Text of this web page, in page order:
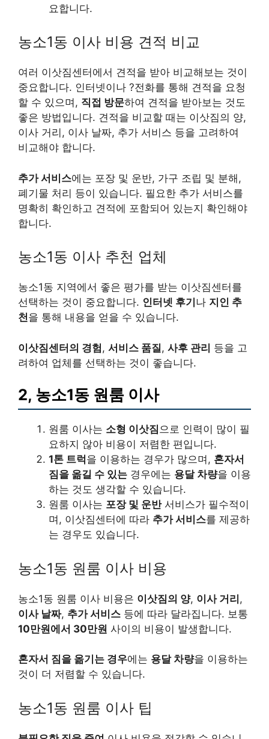
요합니다.
농소1동 이사 비용 견적 비교
여러 이삿짐센터에서 견적을 받아 비교해보는 것이
중요합니다. 인터넷이나 ?전화를 통해 견적을 요청
할 수 있으며, 직접 방문하여 견적을 받아보는 것도
좋은 방법입니다. 견적을 비교할 때는 이삿짐의 양,
이사 거리, 이사 날짜, 추가 서비스 등을 고려하여
비교해야 합니다.
추가 서비스에는 포장 및 운반, 가구 조립 및 분해,
폐기물 처리 등이 있습니다. 필요한 추가 서비스를
명확히 확인하고 견적에 포함되어 있는지 확인해야
합니다.
농소1동 이사 추천 업체
농소1동 지역에서 좋은 평가를 받는 이삿짐센터를
선택하는 것이 중요합니다. 인터넷 후기 나 지인 추
천을 통해 내용을 얻을 수 있습니다.
이삿짐센터의 경험, 서비스 품질, 사후 관리 등을 고
려하여 업체를 선택하는 것이 좋습니다.
2, 농소1동 원룸 이사
원룸 이사는 소형 이삿짐으로 인력이 많이 필
요하지 않아 비용이 저렴한 편입니다.
1톤 트럭 을 이용하는 경우가 많으며, 혼자서
짐을 옮길 수 있는 경우에는 용달 차량을 이용
하는 것도 생각할 수 있습니다.
원룸 이사는 포장 및 운반서비스가 필수적이
며, 이삿짐센터에 따라 추가 서비스를 제공하
는 경우도 있습니다.
농소1동 원룸 이사 비용
농소1동 원룸 이사 비용은 이삿짐의 양, 이사 거리,
이사 날짜, 추가 서비스 등에 따라 달라집니다. 보통
10만원에서 30만원 사이의 비용이 발생합니다.
혼자서 짐을 옮기는 경우에는 용달 차량을 이용하는
것이 더 저렴할 수 있습니다.
농소1동 원룸 이사 팁